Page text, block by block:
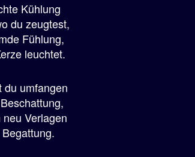
Kühlung
du zeugtest,
Fühlung,
leuchtet.
du umfangen
Verlagen